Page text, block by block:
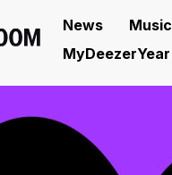
News Music
MyDeezerYear